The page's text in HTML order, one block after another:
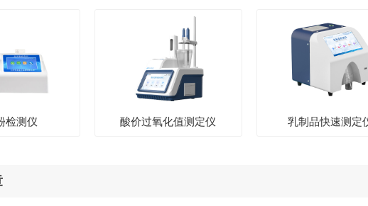
检测仪 酸价过氧化值测定仪 乳制品快速测定